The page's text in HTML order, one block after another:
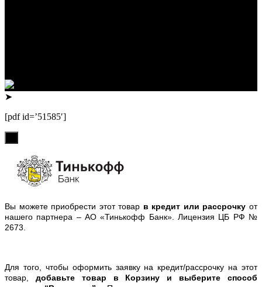
➤
[pdf id=’51585′]
Вы можете приобрести этот товар в кредит или рассрочку от
нашего партнера – АО «Тинькофф Банк». Лицензия ЦБ РФ №
2673.
Для того, чтобы оформить заявку на кредит/рассрочку на этот
товар, добавьте товар в Корзину и выберите способ